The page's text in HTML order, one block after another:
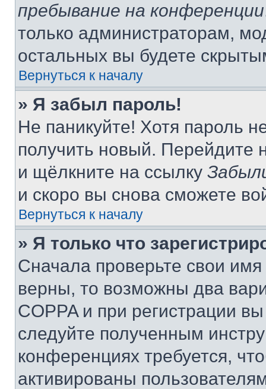
пребывание на конференции
только администраторам,
остальных вы будете
Вернуться к началу
» Я забыл пароль!
Не паникуйте! Хотя пароль
получить новый. Перейдите
и щёлкните на ссылку
и скоро вы снова сможете
Вернуться к началу
» Я только что
Сначала проверьте свои
верны, то возможны два
COPPA и при регистрации
следуйте полученным
конференциях требуется,
активированы